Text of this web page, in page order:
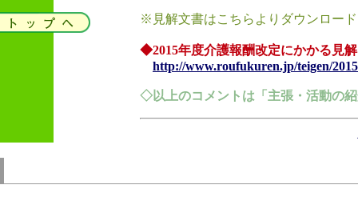
※見解文書はこちらよりダウンロー
◆2015年度介護報酬改定にかかる見
http://www.roufukuren.jp/teigen/
◇以上のコメントは「主張・活動の